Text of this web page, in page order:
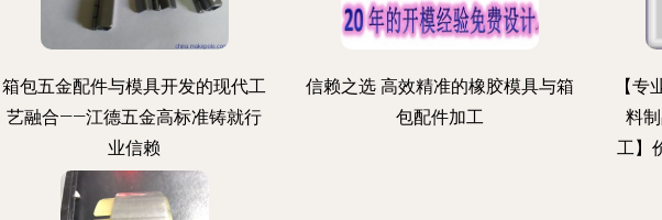
箱包五金配件与模具开发的现代工
艺融合——江德五金高标准铸就行
业信赖
信赖之选 高效精准的橡胶模具与箱
包配件加工
【
料
工】